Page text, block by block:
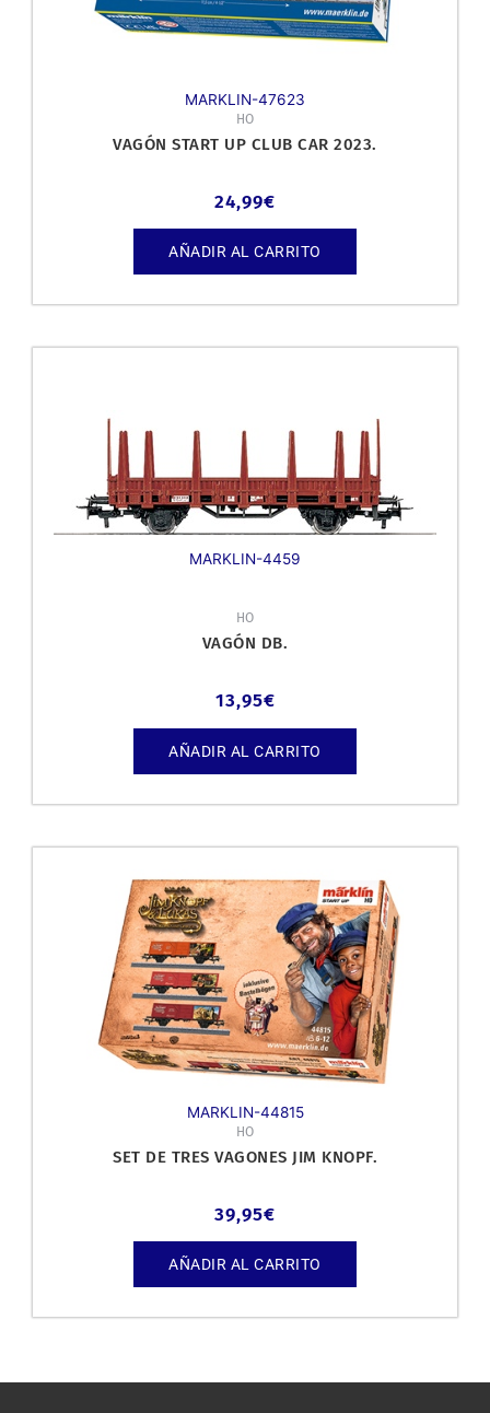
MARKLIN-47623
HO
VAGÓN START UP CLUB CAR 2023.
24,99€
AÑADIR AL CARRITO
MARKLIN-4459
HO
VAGÓN DB.
13,95€
AÑADIR AL CARRITO
MARKLIN-44815
HO
SET DE TRES VAGONES JIM KNOPF.
39,95€
AÑADIR AL CARRITO